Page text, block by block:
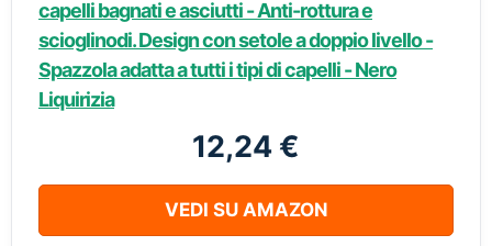
capelli bagnati e asciutti - Anti-rottura e
scioglinodi. Design con setole a doppio livello -
Spazzola adatta a tutti i tipi di capelli - Nero
Liquirizia
12,24 €
VEDI SU AMAZON